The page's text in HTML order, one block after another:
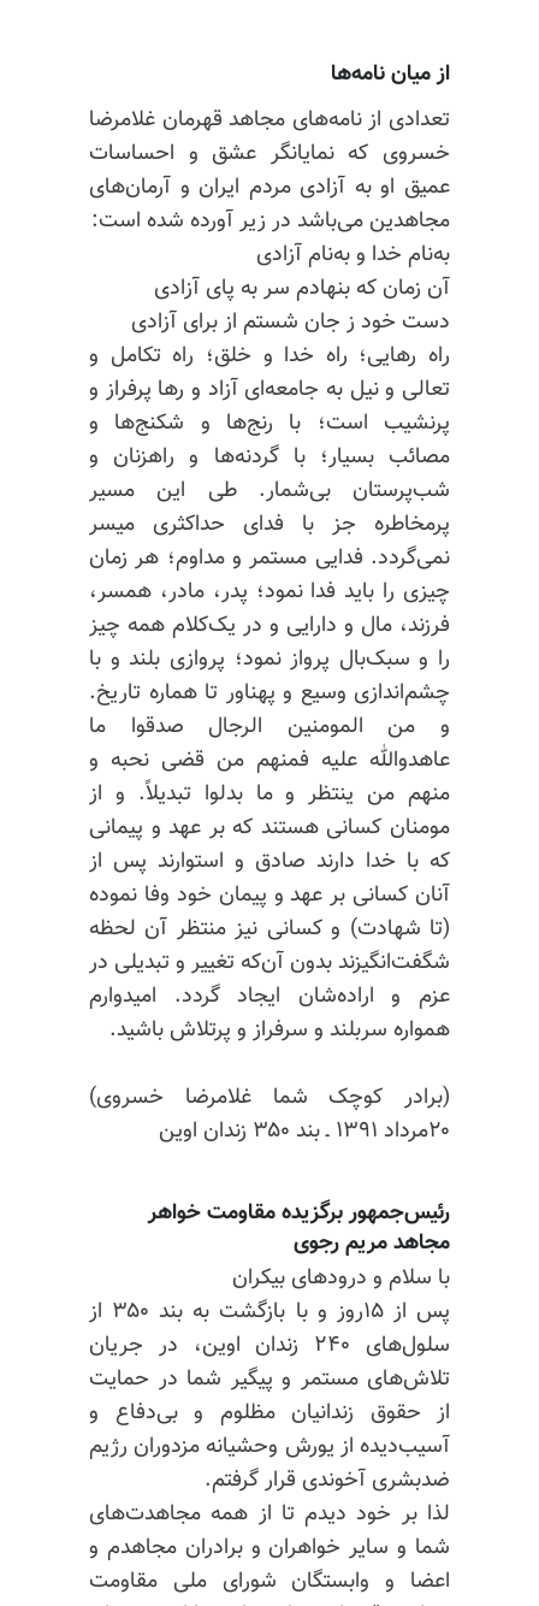
از میان نامه‌ها
تعدادی از نامه‌های مجاهد قهرمان غلامرضا
خسروی که نمایانگر عشق و احساسات
عمیق او به آزادی مردم ایران و آرمان‌های
مجاهدین می‌باشد در زیر آورده شده است:
به‌نام خدا و به‌نام آزادی
آن زمان که بنهادم سر به پای آزادی
دست خود ز جان شستم از برای آزادی
راه رهایی؛ راه خدا و خلق؛ راه تکامل و
تعالی و نیل به جامعه‌ای آزاد و رها پرفراز و
پرنشیب است؛ با رنج‌ها و شکنج‌ها و
مصائب بسیار؛ با گردنه‌ها و راهزنان و
شب‌پرستان بی‌شمار. طی این مسیر
پرمخاطره جز با فدای حداکثری میسر
نمی‌گردد. فدایی مستمر و مداوم؛ هر زمان
چیزی را باید فدا نمود؛ پدر، مادر، همسر،
فرزند، مال و دارایی و در یک‌کلام همه چیز
را و سبک‌بال پرواز نمود؛ پروازی بلند و با
چشم‌اندازی وسیع و پهناور تا هماره تاریخ.
و من المومنین الرجال صدقوا ما
عاهدوالله علیه فمنهم من قضی نحبه و
منهم من ینتظر و ما بدلوا تبدیلاً. و از
مومنان کسانی هستند که بر عهد و پیمانی
که با خدا دارند صادق و استوارند پس از
آنان کسانی بر عهد و پیمان خود وفا نموده
(تا شهادت) و کسانی نیز منتظر آن لحظه
شگفت‌انگیزند بدون آن‌که تغییر و تبدیلی در
عزم و اراده‌شان ایجاد گردد. امیدوارم
همواره سربلند و سرفراز و پرتلاش باشید.
(برادر کوچک شما غلامرضا خسروی)
۲۰مرداد ۱۳۹۱ ـ بند ۳۵۰ زندان اوین
رئیس‌جمهور برگزیده مقاومت خواهر
مجاهد مریم رجوی
با سلام و درودهای بیکران
پس از ۱۵روز و با بازگشت به بند ۳۵۰ از
سلول‌های ۲۴۰ زندان اوین، در جریان
تلاش‌های مستمر و پیگیر شما در حمایت
از حقوق زندانیان مظلوم و بی‌دفاع و
آسیب‌دیده از یورش وحشیانه مزدوران رژیم
ضدبشری آخوندی قرار گرفتم.
لذا بر خود دیدم تا از همه مجاهدت‌های
شما و سایر خواهران و برادران مجاهدم و
اعضا و وابستگان شورای ملی مقاومت